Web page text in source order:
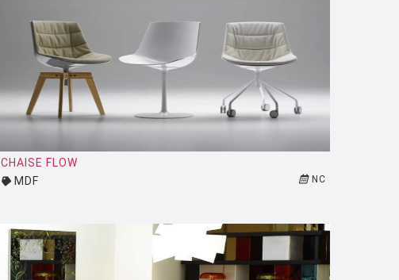
CHAISE FLOW
MDF
NC